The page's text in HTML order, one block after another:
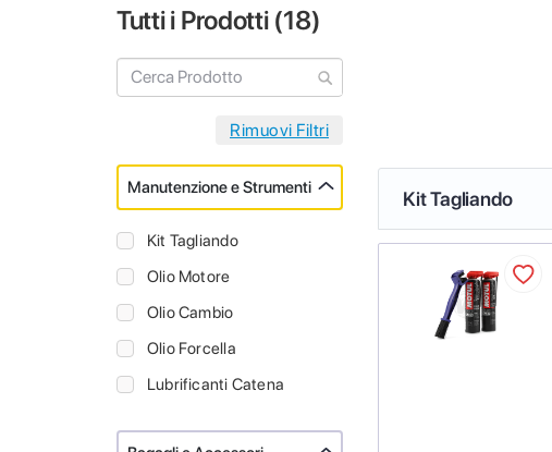
Tutti i Prodotti (18)
Manutenzione e Strumenti
Kit Tagliando
Olio Motore
Olio Cambio
Olio Forcella
Lubrificanti Catena
Kit Tagliando